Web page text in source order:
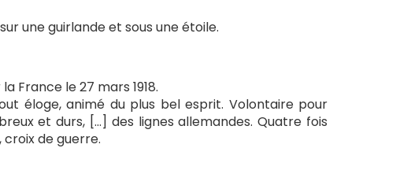
une guirlande et sous une étoile.
France le 27 mars 1918.
éloge, animé du plus bel esprit. Volontaire pour
et durs, […] des lignes allemandes. Quatre fois
croix de guerre.